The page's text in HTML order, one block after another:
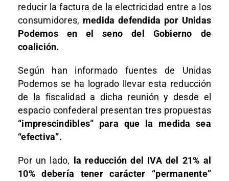
reducir la factura de la electricidad entre a los
consumidores, medida defendida por Unidas
Podemos en el seno del Gobierno de
coalición.
Según han informado fuentes de Unidas
Podemos se ha logrado llevar esta reducción
de la fiscalidad a dicha reunión y desde el
espacio confederal presentan tres propuestas
“imprescindibles” para que la medida sea
“efectiva”.
Por un lado, la reducción del IVA del 21% al
10% debería tener carácter “permanente”